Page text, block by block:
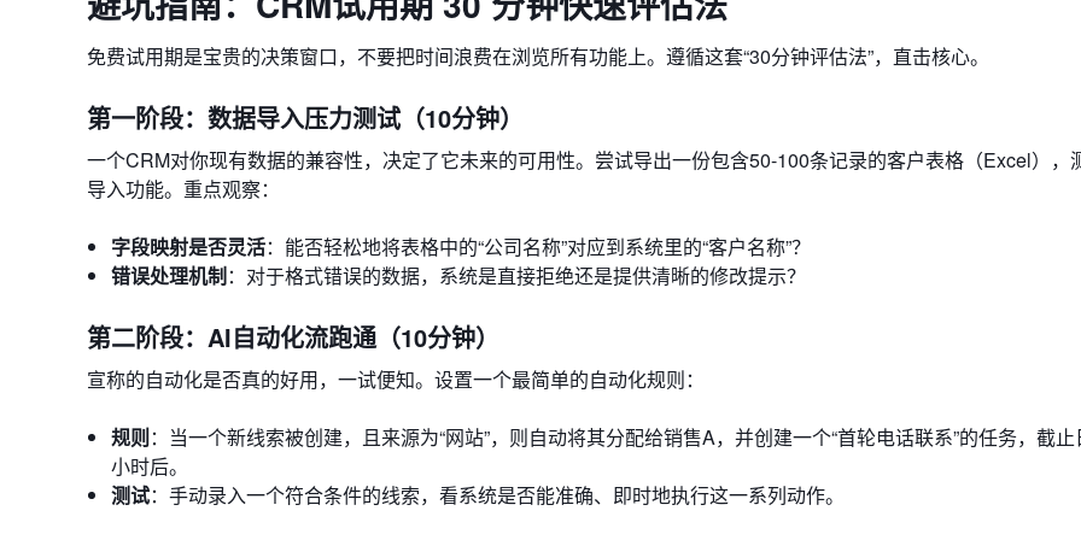
免费试用期是宝贵的决策窗口，不要把时间浪费在浏览所有功能上。遵循这套“30分钟评估法”，直击核心。
第一阶段：数据导入压力测试（10分钟）
一个CRM对你现有数据的兼容性，决定了它未来的可用性。尝试导出一份包含50-100条记录的客户表格（Excel），
导入功能。重点观察：
字段映射是否灵活：能否轻松地将表格中的“公司名称”对应到系统里的“客户名称”？
错误处理机制：对于格式错误的数据，系统是直接拒绝还是提供清晰的修改提示？
第二阶段：AI自动化流跑通（10分钟）
宣称的自动化是否真的好用，一试便知。设置一个最简单的自动化规则：
规则：当一个新线索被创建，且来源为“网站”，则自动将其分配给销售A，并创建一个“首轮电话联系”的任务，截
小时后。
测试：手动录入一个符合条件的线索，看系统是否能准确、即时地执行这一系列动作。